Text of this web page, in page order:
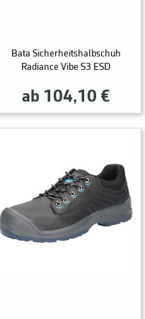
Bata Sicherheitshalbschuh
Radiance Vibe S3 ESD
ab 104,10 €